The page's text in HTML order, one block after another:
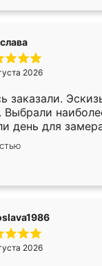
2026
заказали.
Выбрали
день для
была уже
Спасибо
2026